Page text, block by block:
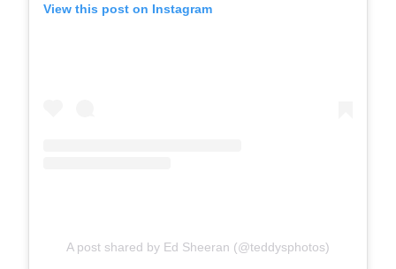
View this post on Instagram
A post shared by Ed Sheeran (@teddysphotos)